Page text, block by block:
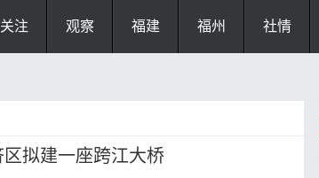
关注 观察 福建 福州 社情
拟建一座跨江大桥